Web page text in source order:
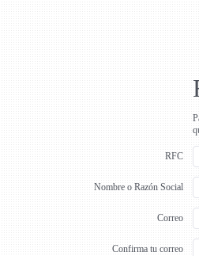
RFC
Nombre o Razón Social
Correo
Confirma tu correo